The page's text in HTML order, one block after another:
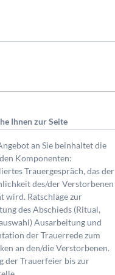
Ihnen zur Seite
an Sie beinhaltet die
Komponenten:
Trauergespräch, das der
des/der Verstorbenen
wird. Ratschläge zur
des Abschieds (Ritual,
Ausarbeitung und
der Trauerrede zum
an den/die Verstorbenen.
der Trauerfeier bis zur